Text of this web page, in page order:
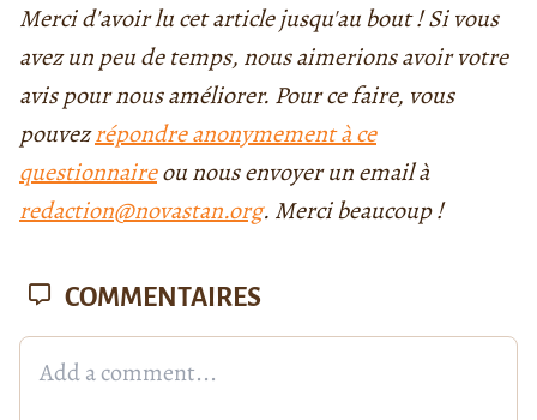
Merci d'avoir lu cet article jusqu'au bout ! Si vous
avez un peu de temps, nous aimerions avoir votre
avis pour nous améliorer. Pour ce faire, vous
pouvezrépondre anonymement à ce
questionnaireou nous envoyer un email à
redaction@novastan.org. Merci beaucoup !
COMMENTAIRES